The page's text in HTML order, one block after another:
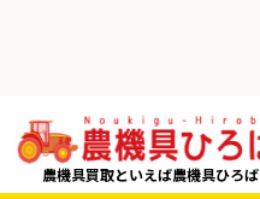
農機具買取といえば農機具ひろば